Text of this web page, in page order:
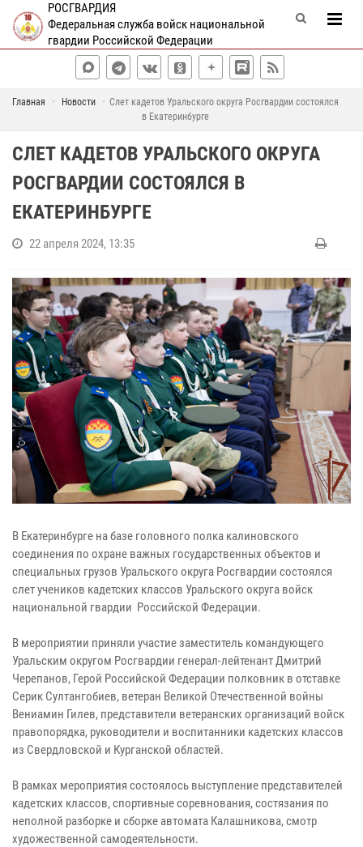
РОСГВАРДИЯ
Федеральная служба войск национальной
гвардии Российской Федерации
Главная Новости
Слет кадетов Уральского округа Росгвардии состоялся
в Екатеринбурге
СЛЕТ КАДЕТОВ УРАЛЬСКОГО ОКРУГА
РОСГВАРДИИ СОСТОЯЛСЯ В
ЕКАТЕРИНБУРГЕ
22 апреля 2024, 13:35
В Екатеринбурге на базе головного полка калиновского
соединения по охране важных государственных объектов и
специальных грузов Уральского округа Росгвардии состоялся
слет учеников кадетских классов Уральского округа войск
национальной гвардии Российской Федерации.
В мероприятии приняли участие заместитель командующего
Уральским округом Росгвардии генерал-лейтенант Дмитрий
Черепанов, Герой Российской Федерации полковник в отставке
Серик Султангобиев, ветеран Великой Отечественной войны
Вениамин Гилев, представители ветеранских организаций войск
правопорядка, руководители и воспитанники кадетских классов
из Свердловской и Курганской областей.
В рамках мероприятия состоялось выступление представителей
кадетских классов, спортивные соревнования, состязания по
неполной разборке и сборке автомата Калашникова, смотр
художественной самодеятельности.